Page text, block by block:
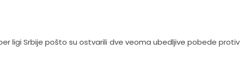
ligi Srbije pošto su ostvarili dve veoma ubedljive pobede protiv